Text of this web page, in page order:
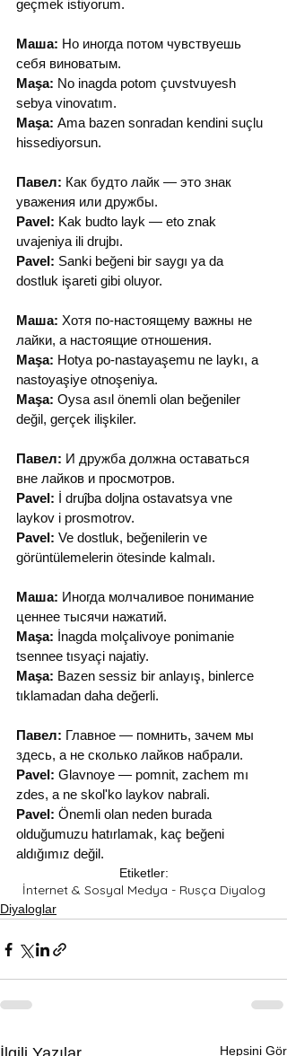
geçmek istiyorum.
Маша: Но иногда потом чувствуешь
себя виноватым.
Maşa: No inagda potom çuvstvuyesh
sebya vinovatım.
Maşa: Ama bazen sonradan kendini suçlu
hissediyorsun.
Павел: Как будто лайк — это знак
уважения или дружбы.
Pavel: Kak budto layk — eto znak
uvajeniya ili drujbı.
Pavel: Sanki beğeni bir saygı ya da
dostluk işareti gibi oluyor.
Маша: Хотя по-настоящему важны не
лайки, а настоящие отношения.
Maşa: Hotya po-nastayaşemu ne laykı, a
nastoyaşiye otnoşeniya.
Maşa: Oysa asıl önemli olan beğeniler
değil, gerçek ilişkiler.
Павел: И дружба должна оставаться
вне лайков и просмотров.
Pavel: İ druĵba doljna ostavatsya vne
laykov i prosmotrov.
Pavel: Ve dostluk, beğenilerin ve
görüntülemelerin ötesinde kalmalı.
Маша: Иногда молчаливое понимание
ценнее тысячи нажатий.
Maşa: İnagda molçalivoye ponimanie
tsennее tısyaçi najatiy.
Maşa: Bazen sessiz bir anlayış, binlerce
tıklamadan daha değerli.
Павел: Главное — помнить, зачем мы
здесь, а не сколько лайков набрали.
Pavel: Glavnoye — pomnit, zachem mı
zdes, a ne skol'ko laykov nabrali.
Pavel: Önemli olan neden burada
olduğumuzu hatırlamak, kaç beğeni
aldığımız değil.
Etiketler:
İnternet & Sosyal Medya - Rusça Diyalog
Diyaloglar
Hepsini Gör